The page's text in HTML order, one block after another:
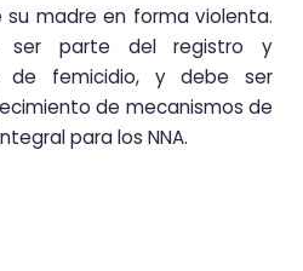
madre en forma violenta.
ser parte del registro y
de femicidio, y debe ser
de mecanismos de
para los NNA.